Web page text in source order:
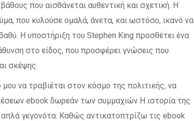
που αισθάνεται αυθεντική και σχετική. Η
που κυλούσε ομαλά, άνετα, και ωστόσο, ικανό να
Η υποστήριξη του Stephen King προσθέτει ένα
στο είδος, που προσφέρει γνώσεις που
σκέψης.
να τραβιέται στον κόσμο της πολιτικής, να
ebook δωρεάν των συμμαχιών Η ιστορία της
γεγονότα. Καθώς αντικατοπτρίζω τις ebook